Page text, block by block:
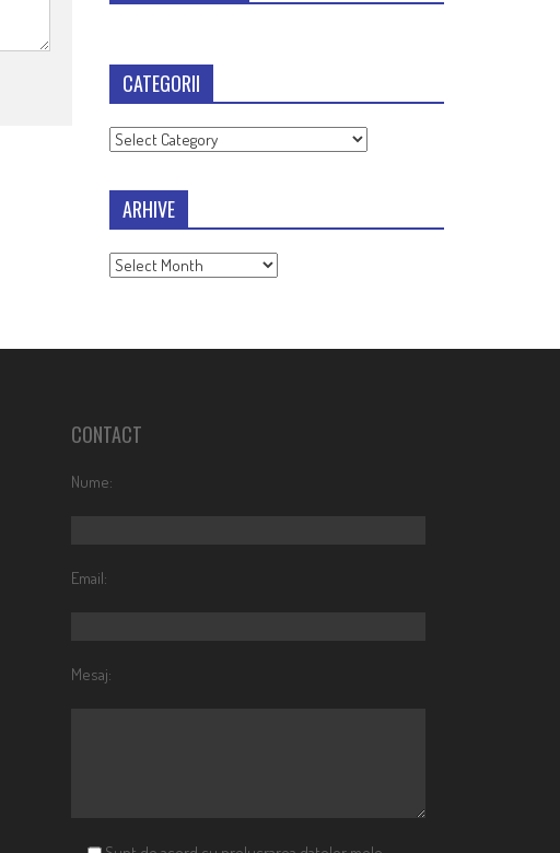
CATEGORII
Categorii
ARHIVE
Arhive
CONTACT
Nume:
Email:
Mesaj: